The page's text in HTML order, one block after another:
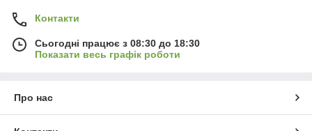
Контакти
Сьогодні працює з 08:30 до 18:30
Показати весь графік роботи
Про нас